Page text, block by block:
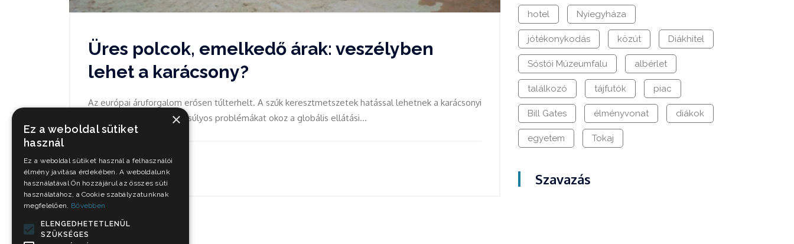
Üres polcok, emelkedő árak: veszélyben
lehet a karácsony?
Az európai áruforgalom erősen túlterhelt. A szűk keresztmetszetek hatással lehetnek a karácsonyi
időszakra is. Továbbra is súlyos problémákat okoz a globális ellátási...
Okt 7, 2021
hotel Nyíegyháza
jótékonykodás közút Diákhitel
Sóstói Múzeumfalu albérlet
találkozó tájfutók piac
Bill Gates élményvonat diákok
egyetem Tokaj
Szavazás
×
Ez a weboldal sütiket
használ
Ez a weboldal sütiket használ a felhasználói
élmény javítása érdekében. A weboldalunk
használatával Ön hozzájárul az összes süti
használatához, a Cookie szabályzatunknak
megfelelően. Bővebben
ELENGEDHETETLENÜL
SZÜKSÉGES